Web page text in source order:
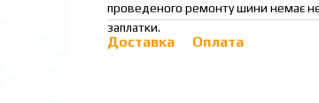
проведеного ремонту шини немає
заплатки.
Доставка Оплата